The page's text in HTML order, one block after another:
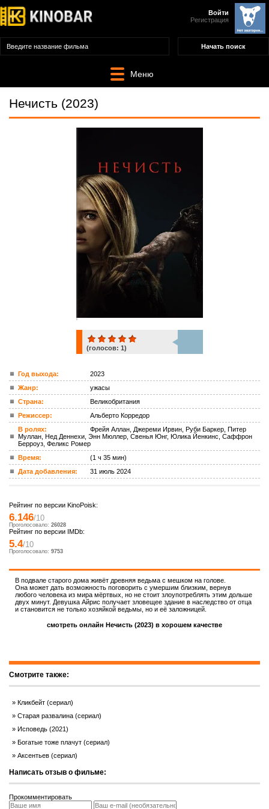
Войти
Регистрация
Меню
Нечисть (2023)
ком.
(голосов: 1)
Год выхода:
2023
Жанр:
ужасы
Страна:
Великобритания
Режиссер:
Альберто Корредор
В ролях:
Фрейя Аллан, Джереми Ирвин, Руби Баркер, Питер
Муллан, Нед Деннехи, Энн Мюллер, Свенья Юнг, Юлика Йенкинс, Саффрон
Берроуз, Феликс Ромер
Время:
(1 ч 35 мин)
Дата добавления:
31 июль 2024
Рейтинг по версии KinoPoisk:
6.146/10
Проголосовало: 26028
Рейтинг по версии IMDb:
5.4/10
Проголосовало: 9753
В подвале старого дома живёт древняя ведьма с мешком на голове.
Она может дать возможность поговорить с умершим близким, вернув
любого человека из мира мёртвых, но не стоит злоупотреблять этим дольше
двух минут. Девушка Айрис получает зловещее здание в наследство от отца
и становится не только хозяйкой ведьмы, но и её заложницей.
смотреть онлайн Нечисть (2023) в хорошем качестве
Смотрите также:
Кликбейт (сериал)
Старая развалина (сериал)
Исповедь (2021)
Богатые тоже плачут (сериал)
Аксентьев (сериал)
Написать отзыв о фильме:
Прокомментировать